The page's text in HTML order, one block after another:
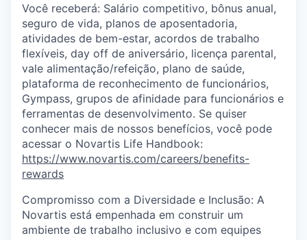
Você receberá: Salário competitivo, bônus anual,
seguro de vida, planos de aposentadoria,
atividades de bem-estar, acordos de trabalho
flexíveis, day off de aniversário, licença parental,
vale alimentação/refeição, plano de saúde,
plataforma de reconhecimento de funcionários,
Gympass, grupos de afinidade para funcionários e
ferramentas de desenvolvimento. Se quiser
conhecer mais de nossos benefícios, você pode
acessar o Novartis Life Handbook:
https://www.novartis.com/careers/benefits-
rewards
Compromisso com a Diversidade e Inclusão: A
Novartis está empenhada em construir um
ambiente de trabalho inclusivo e com equipes